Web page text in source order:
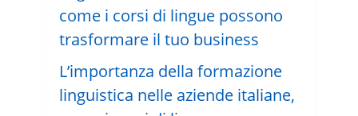
L’importanza della formazione
linguistica nelle aziende italiane,